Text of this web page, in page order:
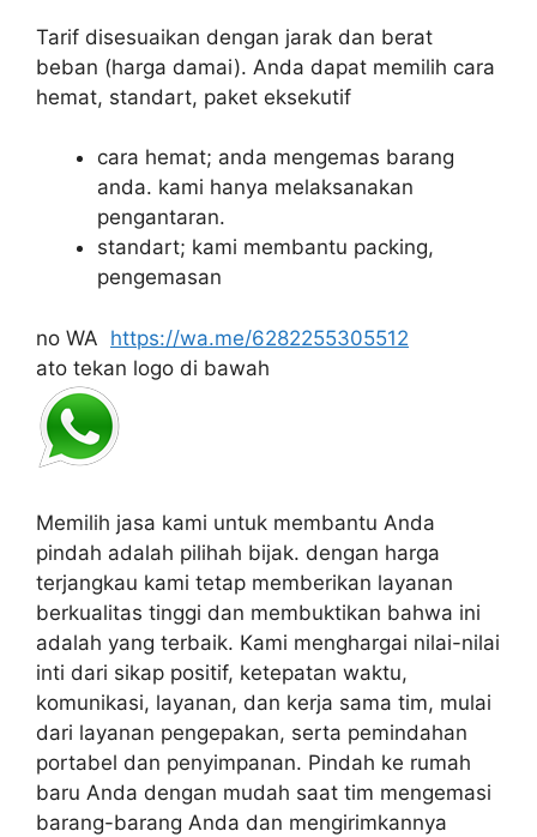
Tarif disesuaikan dengan jarak dan berat
beban (harga damai). Anda dapat memilih cara
hemat, standart, paket eksekutif
cara hemat; anda mengemas barang
anda. kami hanya melaksanakan
pengantaran.
standart; kami membantu packing,
pengemasan
no WA https://wa.me/6282255305512
ato tekan logo di bawah
Memilih jasa kami untuk membantu Anda
pindah adalah pilihah bijak. dengan harga
terjangkau kami tetap memberikan layanan
berkualitas tinggi dan membuktikan bahwa ini
adalah yang terbaik. Kami menghargai nilai-nilai
inti dari sikap positif, ketepatan waktu,
komunikasi, layanan, dan kerja sama tim, mulai
dari layanan pengepakan, serta pemindahan
portabel dan penyimpanan. Pindah ke rumah
baru Anda dengan mudah saat tim mengemasi
barang-barang Anda dan mengirimkannya